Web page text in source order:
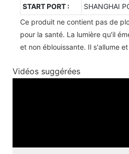
START PORT :
SHANGHAI
Ce produit ne contient pas de
pour la santé. La lumière qu'il
et non éblouissante. Il s'allume
Vidéos suggérées